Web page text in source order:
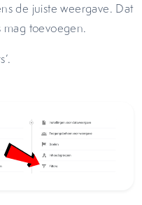
de juiste weergave. Dat
mag toevoegen.